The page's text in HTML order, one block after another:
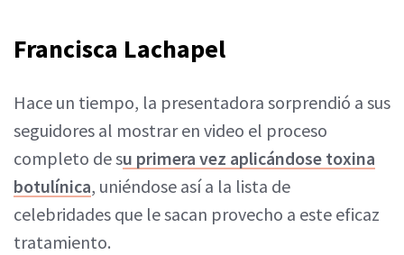
Francisca Lachapel
Hace un tiempo, la presentadora sorprendió a sus
seguidores al mostrar en video el proceso
completo de su primera vez aplicándose toxina
botulínica, uniéndose así a la lista de
celebridades que le sacan provecho a este eficaz
tratamiento.